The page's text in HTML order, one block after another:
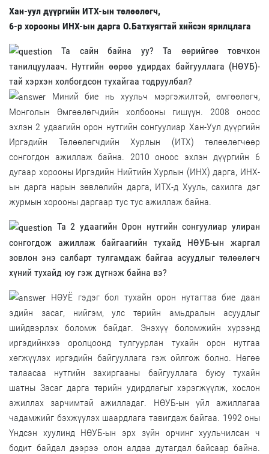
Хан-уул дүүргийн ИТХ-ын төлөөлөгч,
6-р хорооны ИНХ-ын дарга О.Батхуягтай хийсэн ярилцлага
Та сайн байна уу? Та өөрийгөө товчхон
танилцуулаач. Нутгийн өөрөө удирдах байгууллага (НӨУБ)-
тай хэрхэн холбогдсон тухайгаа тодруулбал?
Миний бие нь хуульч мэргэжилтэй, өмгөөлөгч,
Монголын Өмгөөлөгчдийн холбооны гишүүн. 2008 оноос
эхлэн 2 удаагийн орон нутгийн сонгуулиар Хан-Уул дүүргийн
Иргэдийн Төлөөлөгчдийн Хурлын (ИТХ) төлөөлөгчөөр
сонгогдон ажиллаж байна. 2010 оноос эхлэн дүүргийн 6
дугаар хорооны Иргэдийн Нийтийн Хурлын (ИНХ) дарга, ИНХ-
ын дарга нарын зөвлөлийн дарга, ИТХ-д Хууль, сахилга дэг
журмын хорооны даргаар тус тус ажиллаж байна.
Та 2 удаагийн Орон нутгийн сонгуулиар улиран
сонгогдож ажиллаж байгаагийн тухайд НӨУБ-ын жаргал
зовлон энэ салбарт тулгамдаж байгаа асуудлыг төлөөлөгч
хүний тухайд юу гэж дүгнэж байна вэ?
НӨУЁ гэдэг бол тухайн орон нутагтаа бие даан
эдийн засаг, нийгэм, улс төрийн амьдралын асуудлыг
шийдвэрлэх боломж байдаг. Энэхүү боломжийн хүрээнд
иргэдийнхээ оролцоонд тулгуурлан тухайн орон нутгаа
хөгжүүлэх иргэдийн байгууллага гэж ойлгож болно. Нөгөө
талаасаа нутгийн захиргааны байгууллага буюу тухайн
шатны Засаг дарга төрийн удирдлагыг хэрэгжүүлж, хослон
ажиллах зарчимтай ажилладаг. НӨУБ-ын үйл ажиллагаа
чадамжийг бэхжүүлэх шаардлага тавигдаж байгаа. 1992 оны
Үндсэн хуулинд НӨУБ-ын эрх зүйн орчинг хуульчилсан ч
бодит байдал дээрээ олон алдаа дутагдал байсаар байна.